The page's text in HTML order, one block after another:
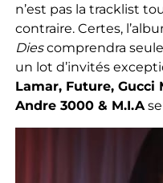
n’est pas la tracklist
contraire. Certes,
Diescomprendra
un lot d’invités
Lamar, Future, Gucci
Andre 3000 & M.I.A